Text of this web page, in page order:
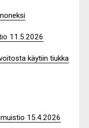
11.5.2026
käytiin tiukka
15.4.2026